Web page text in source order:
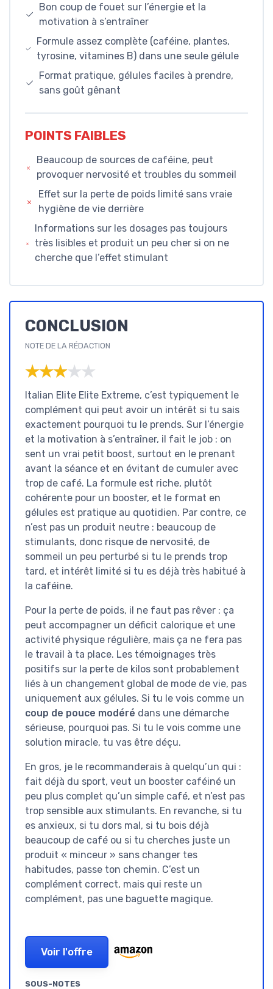
Bon coup de fouet sur l’énergie et la
motivation à s’entraîner
Formule assez complète (caféine, plantes,
tyrosine, vitamines B) dans une seule gélule
Format pratique, gélules faciles à prendre,
sans goût gênant
POINTS FAIBLES
Beaucoup de sources de caféine, peut
provoquer nervosité et troubles du sommeil
Effet sur la perte de poids limité sans vraie
hygiène de vie derrière
Informations sur les dosages pas toujours
très lisibles et produit un peu cher si on ne
cherche que l’effet stimulant
CONCLUSION
NOTE DE LA RÉDACTION
★★★★★
★★★★★
Italian Elite Elite Extreme, c’est typiquement le
complément qui peut avoir un intérêt si tu sais
exactement pourquoi tu le prends. Sur l’énergie
et la motivation à s’entraîner, il fait le job : on
sent un vrai petit boost, surtout en le prenant
avant la séance et en évitant de cumuler avec
trop de café. La formule est riche, plutôt
cohérente pour un booster, et le format en
gélules est pratique au quotidien. Par contre, ce
n’est pas un produit neutre : beaucoup de
stimulants, donc risque de nervosité, de
sommeil un peu perturbé si tu le prends trop
tard, et intérêt limité si tu es déjà très habitué à
la caféine.
Pour la perte de poids, il ne faut pas rêver : ça
peut accompagner un déficit calorique et une
activité physique régulière, mais ça ne fera pas
le travail à ta place. Les témoignages très
positifs sur la perte de kilos sont probablement
liés à un changement global de mode de vie, pas
uniquement aux gélules. Si tu le vois comme un
coup de pouce modéré dans une démarche
sérieuse, pourquoi pas. Si tu le vois comme une
solution miracle, tu vas être déçu.
En gros, je le recommanderais à quelqu’un qui :
fait déjà du sport, veut un booster caféiné un
peu plus complet qu’un simple café, et n’est pas
trop sensible aux stimulants. En revanche, si tu
es anxieux, si tu dors mal, si tu bois déjà
beaucoup de café ou si tu cherches juste un
produit « minceur » sans changer tes
habitudes, passe ton chemin. C’est un
complément correct, mais qui reste un
complément, pas une baguette magique.
Voir l'offre
SOUS-NOTES